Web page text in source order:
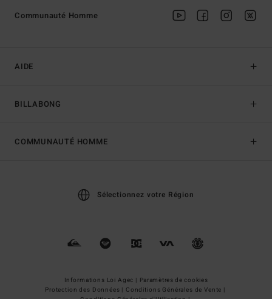
AIDE
BILLABONG
Communauté Homme
COMMUNAUTÉ HOMME
Sélectionnez votre Région
Informations Loi Agec | Paramètres de cookies
Protection des Données | Conditions Générales de Vente |